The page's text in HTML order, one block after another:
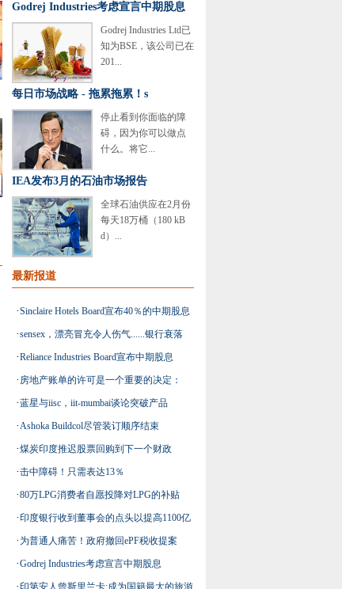
Godrej Industries考虑宣言中期股息
Godrej Industries Ltd已
知为BSE，该公司已在
201...
每日市场战略 - 拖累拖累！s
停止看到你面临的障
碍，因为你可以做点
什么。将它...
IEA发布3月的石油市场报告
全球石油供应在2月份
每天18万桶（180 kB
d）...
最新报道
·Sinclaire Hotels Board宣布40％的中期股息
·sensex，漂亮冒充令人伤气......银行衰落
·Reliance Industries Board宣布中期股息
· 房地产账单的许可是一个重要的决定：
Cushman＆Wakefield.
·蓝星与iisc，iit-mumbai谈论突破产品
·Ashoka Buildcol尽管装订顺序结束
·煤炭印度推迟股票回购到下一个财政
·击中障碍！只需表达13％
·80万LPG消费者自愿投降对LPG的补贴
·印度银行收到董事会的点头以提高1100亿
卢比
· 为普通人痛苦！政府撤回ePF税收提案
·Godrej Industries考虑宣言中期股息
·印第安人曾斯里兰卡;成为国籍最大的旅游